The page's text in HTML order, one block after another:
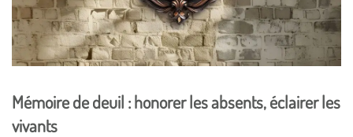
Mémoire de deuil : honorer les absents, éclairer les
vivants